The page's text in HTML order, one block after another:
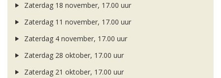
Zaterdag 18 november, 17.00 uur
Zaterdag 11 november, 17.00 uur
Zaterdag 4 november, 17.00 uur
Zaterdag 28 oktober, 17.00 uur
Zaterdag 21 oktober, 17.00 uur